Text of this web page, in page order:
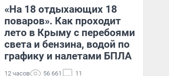
бизнесе
«На 18 отдыхающих 18
поваров». Как проходит
лето в Крыму с перебоями
света и бензина, водой по
графику и налетами БПЛА
12 часов 56 661 11